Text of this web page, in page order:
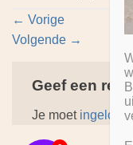
← Vorige
Volgende →
Geef een
Je moet ingelogd